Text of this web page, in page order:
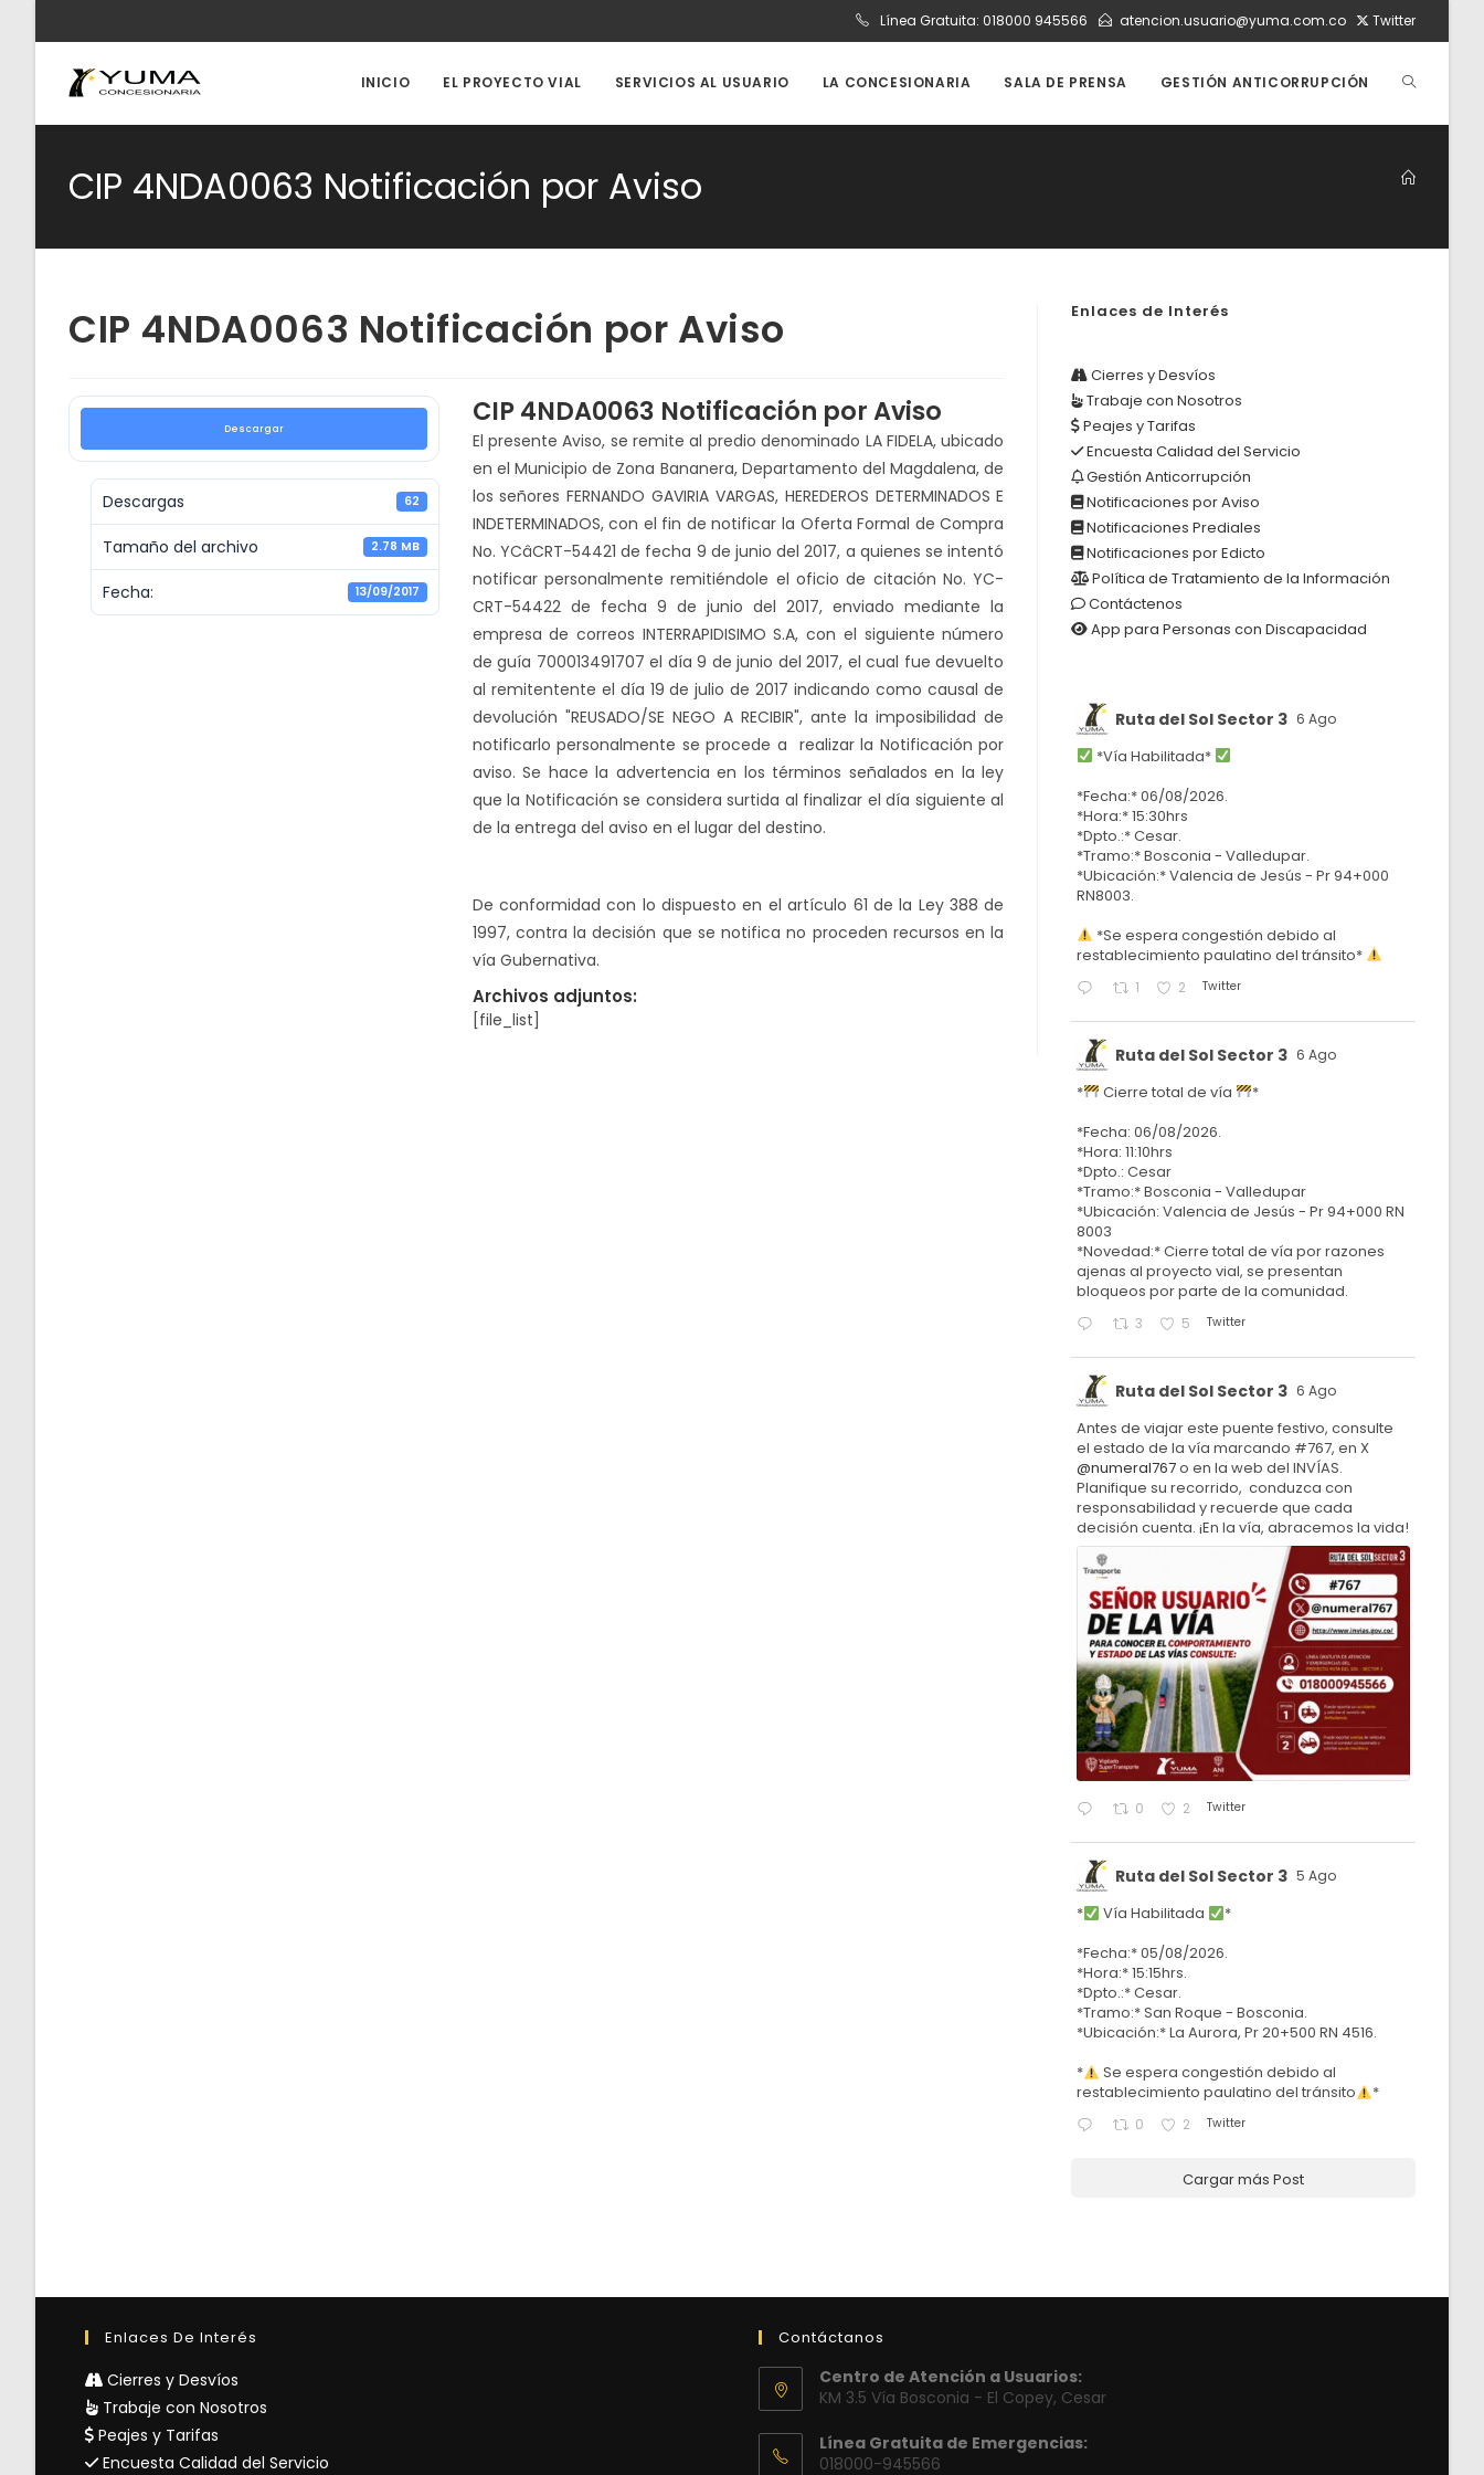
contenido
Línea Gratuita: 018000 945566 atencion.usuario@yuma.com.co Twitter
INICIO EL PROYECTO VIAL SERVICIOS AL USUARIO LA CONCESIONARIA SALA DE PRENSA GESTIÓN ANTICORRUPCIÓN ALTERNAR
BÚSQUEDA
DE
CIP 4NDA0063 Notificación por Aviso
CIP 4NDA0063 Notificación por Aviso
Descargar
Descargas 62
Tamaño del archivo 2.78 MB
Fecha: 13/09/2017
CIP 4NDA0063 Notificación por Aviso
El presente Aviso, se remite al predio denominado LA FIDELA, ubicado
en el Municipio de Zona Bananera, Departamento del Magdalena, de
los señores FERNANDO GAVIRIA VARGAS, HEREDEROS DETERMINADOS E
INDETERMINADOS, con el fin de notificar la Oferta Formal de Compra
No. YCâCRT-54421 de fecha 9 de junio del 2017, a quienes se intentó
notificar personalmente remitiéndole el oficio de citación No. YC-
CRT-54422 de fecha 9 de junio del 2017, enviado mediante la
empresa de correos INTERRAPIDISIMO S.A, con el siguiente número
de guía 700013491707 el día 9 de junio del 2017, el cual fue devuelto
al remitentente el día 19 de julio de 2017 indicando como causal de
devolución "REUSADO/SE NEGO A RECIBIR", ante la imposibilidad de
notificarlo personalmente se procede a realizar la Notificación por
aviso. Se hace la advertencia en los términos señalados en la ley
que la Notificación se considera surtida al finalizar el día siguiente al
de la entrega del aviso en el lugar del destino.
De conformidad con lo dispuesto en el artículo 61 de la Ley 388 de
1997, contra la decisión que se notifica no proceden recursos en la
vía Gubernativa.
Archivos adjuntos:
[file_list]
Enlaces de Interés
Cierres y Desvíos
Trabaje con Nosotros
Peajes y Tarifas
Encuesta Calidad del Servicio
Gestión Anticorrupción
Notificaciones por Aviso
Notificaciones Prediales
Notificaciones por Edicto
Política de Tratamiento de la Información
Contáctenos
App para Personas con Discapacidad
Ruta del Sol Sector 3 6 Ago
*Vía Habilitada*
*Fecha:* 06/08/2026.
*Hora:* 15:30hrs
*Dpto.:* Cesar.
*Tramo:* Bosconia - Valledupar.
*Ubicación:* Valencia de Jesús - Pr 94+000
RN8003.
*Se espera congestión debido al
restablecimiento paulatino del tránsito*
1 2 Twitter
Ruta del Sol Sector 3 6 Ago
* Cierre total de vía
*
*Fecha: 06/08/2026.
*Hora: 11:10hrs
*Dpto.: Cesar
*Tramo:* Bosconia - Valledupar
*Ubicación: Valencia de Jesús - Pr 94+000 RN
8003
*Novedad:* Cierre total de vía por razones
ajenas al proyecto vial, se presentan
bloqueos por parte de la comunidad.
3 5 Twitter
Ruta del Sol Sector 3 6 Ago
Antes de viajar este puente festivo, consulte
el estado de la vía marcando #767, en X
@numeral767o en la web del INVÍAS.
Planifique su recorrido, conduzca con
responsabilidad y recuerde que cada
decisión cuenta. ¡En la vía, abracemos la vida!
0 2 Twitter
Ruta del Sol Sector 3 5 Ago
* Vía Habilitada
*
*Fecha:* 05/08/2026.
*Hora:* 15:15hrs.
*Dpto.:* Cesar.
*Tramo:* San Roque - Bosconia.
*Ubicación:* La Aurora, Pr 20+500 RN 4516.
*
Se espera congestión debido al
restablecimiento paulatino del tránsito
*
0 2 Twitter
Cargar más Post
Enlaces De Interés
Cierres y Desvíos
Trabaje con Nosotros
Peajes y Tarifas
Encuesta Calidad del Servicio
Contáctanos
Centro de Atención a Usuarios:
KM 3.5 Vía Bosconia - El Copey, Cesar
Línea Gratuita de Emergencias:
018000-945566